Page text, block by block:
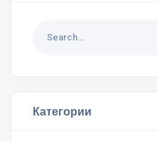
Категории